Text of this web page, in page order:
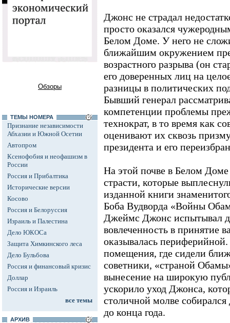
Обзоры
ТЕМЫ НОМЕРА
Признание независимости
Абхазии и Южной Осетии
Автопром
Ксенофобия и неофашизм в
России
Россия и Прибалтика
Исторические версии
Косово
Россия и Белоруссия
Израиль и Палестина
Дело ЮКОСа
Защита Химкинского леса
Дело Бульбова
Россия и финансовый кризис
Доллар
Россия и Израиль
все темы
АРХИВ
Джонс не страдал
просто оказался
Белом Доме. У него не
ближайшим окружением
возрастного разрыва (он
его доверенных лиц на
разницы в политических
Бывший генерал
компетенции проблемы
технократ, в то время как
оценивают их сквозь
президента и его
На этой почве в Белом
страсти, которые
изданной книги
Боба Вудворда «Войны
Джеймс Джонс испытывал
вовлеченность в принятие
оказывалась
помещения, где сидели
советники, «страной
вынесение на широкую
ускорило уход Джонса,
столичной молве
до конца года.